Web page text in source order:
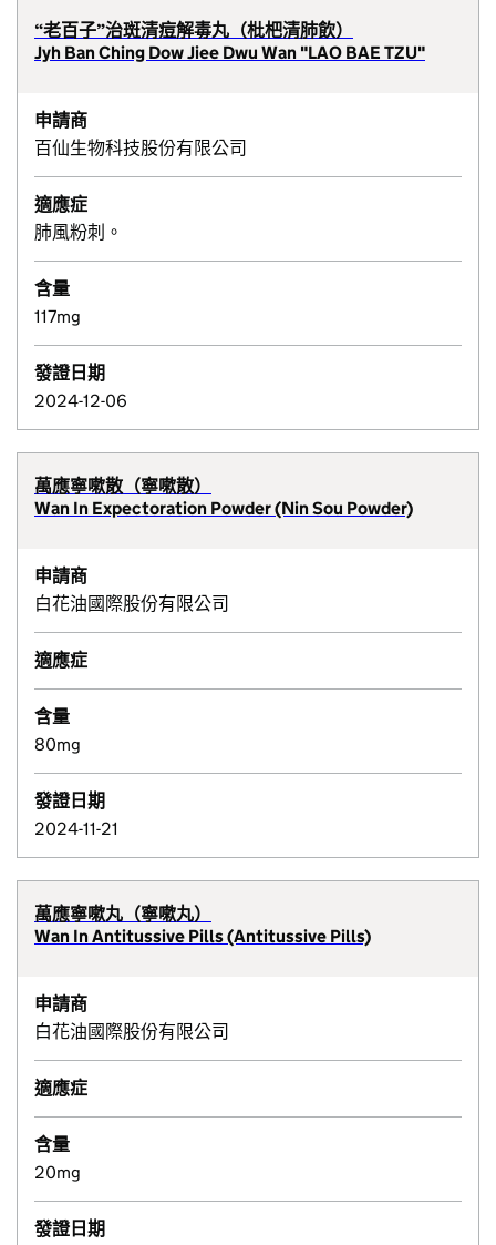
“老百子”治斑清痘解毒丸（枇杷清肺飲）
Jyh Ban Ching Dow Jiee Dwu Wan "LAO BAE TZU"
申請商
百仙生物科技股份有限公司
適應症
肺風粉刺。
含量
117mg
發證日期
2024-12-06
萬應寧嗽散（寧嗽散）
Wan In Expectoration Powder (Nin Sou Powder)
申請商
白花油國際股份有限公司
適應症
含量
80mg
發證日期
2024-11-21
萬應寧嗽丸（寧嗽丸）
Wan In Antitussive Pills (Antitussive Pills)
申請商
白花油國際股份有限公司
適應症
含量
20mg
發證日期